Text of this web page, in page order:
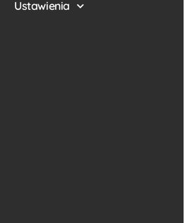
Ustawienia